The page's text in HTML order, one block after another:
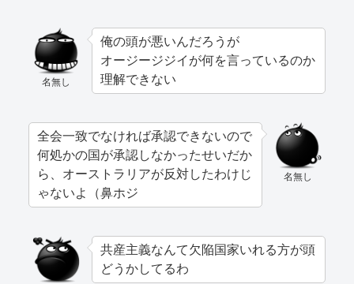
名無し
俺の頭が悪いんだろうが
オージージジイが何を言っているのか
理解できない
名無し
全会一致でなければ承認できないので
何処かの国が承認しなかったせいだか
ら、オーストラリアが反対したわけじ
ゃないよ（鼻ホジ
共産主義なんて欠陥国家いれる方が頭
どうかしてるわ